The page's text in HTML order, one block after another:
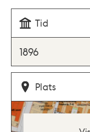
Tid
1896
Plats